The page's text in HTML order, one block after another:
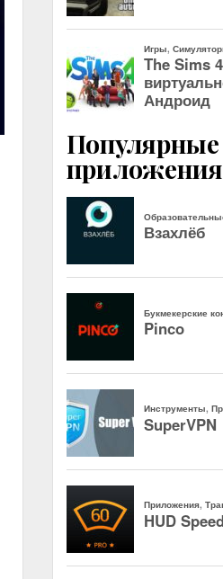
Популярные
приложения